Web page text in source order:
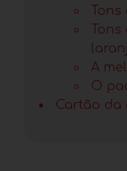
A
O
Cartão da